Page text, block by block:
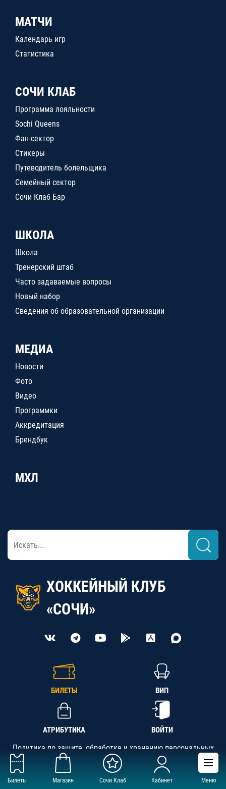
Билеты Магазин Сочи Клаб Кабинет Меню
МАТЧИ
Календарь игр
Статистика
СОЧИ КЛАБ
Программа лояльности
Sochi Queens
Фан-сектор
Стикеры
Путеводитель болельщика
Семейный сектор
Сочи Клаб Бар
ШКОЛА
Школа
Тренерский штаб
Часто задаваемые вопросы
Новый набор
Сведения об образовательной организации
МЕДИА
Новости
Фото
Видео
Программки
Аккредитация
Брендбук
МХЛ
ХОККЕЙНЫЙ КЛУБ
«СОЧИ»
БИЛЕТЫ ВИП
АТРИБУТИКА ВОЙТИ
Политика по защите, обработке и хранению персональных
данных
АНО «СК «Кубань-Регион», ОГРН 1142300002349,